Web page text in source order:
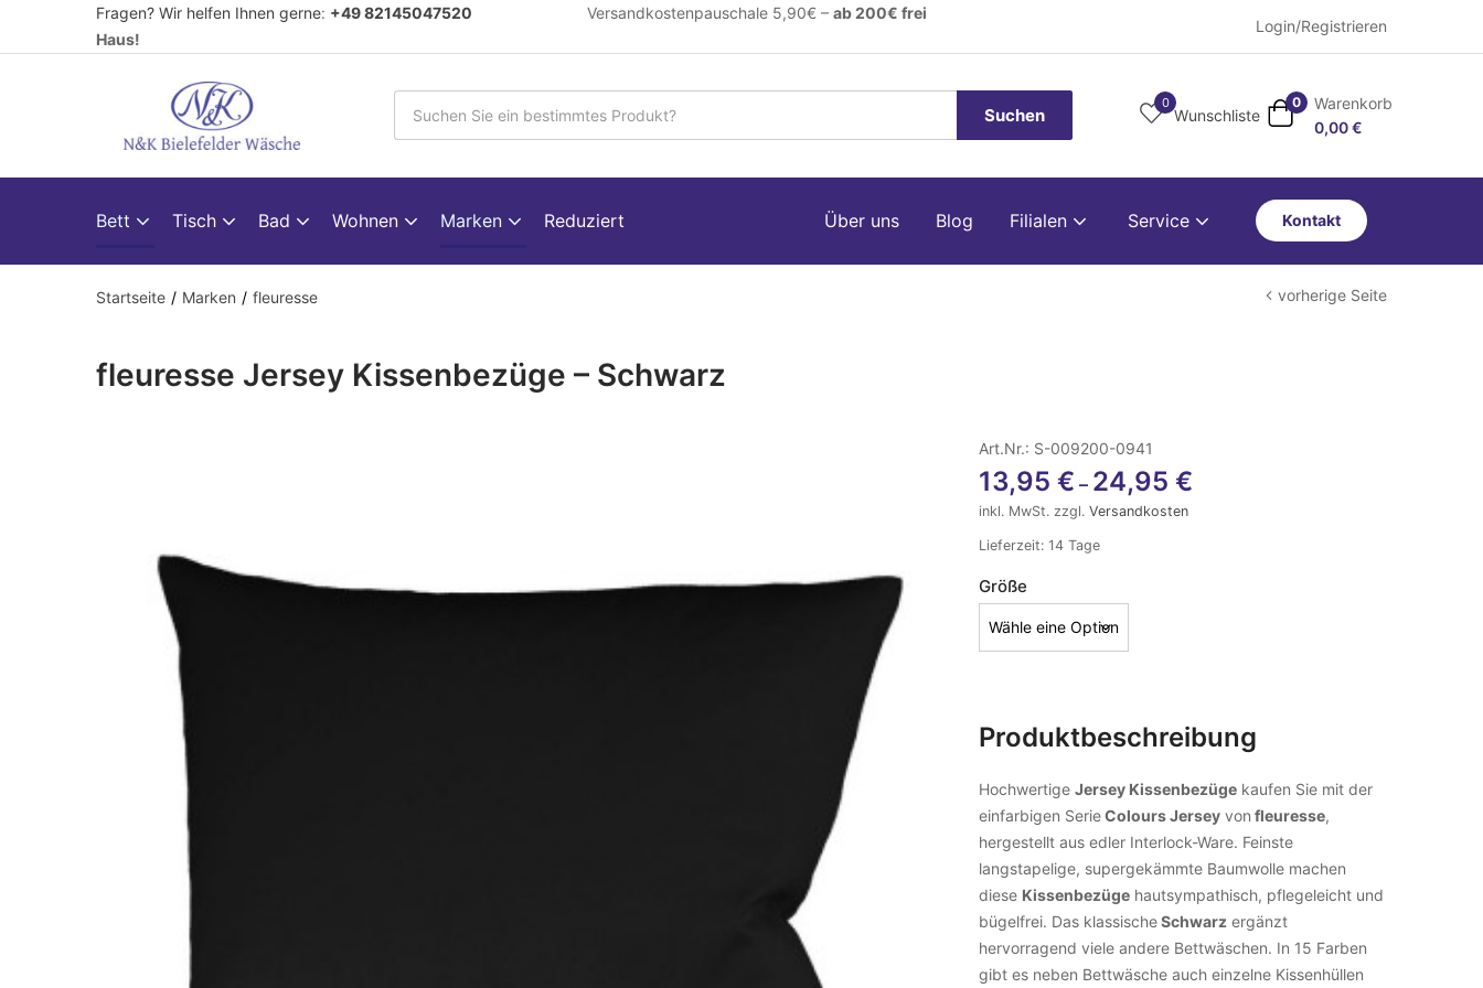
Fragen? Wir helfen Ihnen gerne: +49 82145047520 Versandkostenpauschale 5,90€ – ab 200€ frei
Haus!
Login/Registrieren
Suchen
0
Wunschliste
0
Warenkorb
0,00€
Bett Tisch Bad Wohnen Marken Reduziert Über uns Blog Filialen Service Kontakt
Startseite Marken fleuresse vorherige Seite
fleuresse Jersey Kissenbezüge – Schwarz
Art.Nr.: S-009200-0941
13,95 € – 24,95 €
inkl. MwSt. zzgl. Versandkosten
Lieferzeit: 14 Tage
Größe
Produktbeschreibung
Hochwertige Jersey Kissenbezüge kaufen Sie mit der
einfarbigen SerieColours Jersey von fleuresse,
hergestellt aus edler Interlock-Ware. Feinste
langstapelige, supergekämmte Baumwolle machen
diese Kissenbezüge hautsympathisch, pflegeleicht und
bügelfrei. Das klassischeSchwarz ergänzt
hervorragend viele andere Bettwäschen. In 15 Farben
gibt es neben Bettwäsche auch einzelne Kissenhüllen